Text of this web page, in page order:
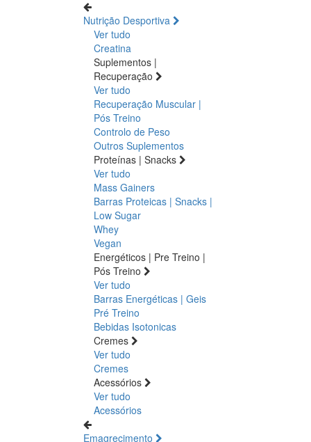
Nutrição Desportiva
Ver tudo
Creatina
Suplementos |
Recuperação
Ver tudo
Recuperação Muscular |
Pós Treino
Controlo de Peso
Outros Suplementos
Proteínas | Snacks
Ver tudo
Mass Gainers
Barras Proteicas | Snacks |
Low Sugar
Whey
Vegan
Energéticos | Pre Treino |
Pós Treino
Ver tudo
Barras Energéticas | Geis
Pré Treino
Bebidas Isotonicas
Cremes
Ver tudo
Cremes
Acessórios
Ver tudo
Acessórios
Emagrecimento